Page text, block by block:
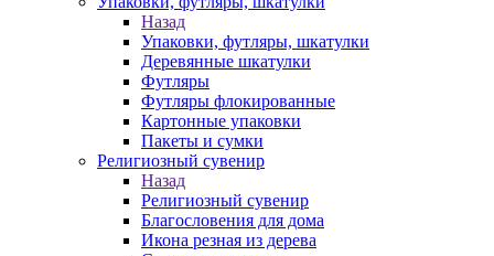
Назад
Упаковки, футляры, шкатулки
Деревянные шкатулки
Футляры
Футляры флокированные
Картонные упаковки
Пакеты и сумки
Религиозный сувенир
Назад
Религиозный сувенир
Благословения для дома
Икона резная из дерева